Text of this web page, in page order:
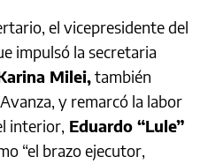
el vicepresidente del
impulsó la secretaria
Milei,también
y remarcó la labor
interior, Eduardo “Lule”
“el brazo ejecutor,